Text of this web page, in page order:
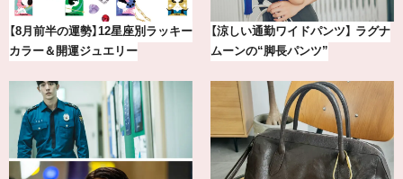
【8月前半の運勢】12星座別ラッキー
カラー＆開運ジュエリー
【涼しい通勤ワイドパンツ】 ラグナ
ムーンの“脚長パンツ”